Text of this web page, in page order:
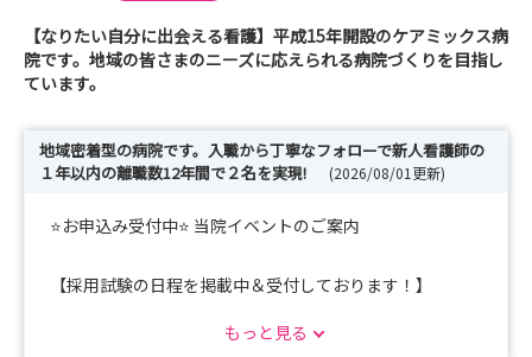
【なりたい自分に出会える看護】平成15年開設のケアミックス病
院です。地域の皆さまのニーズに応えられる病院づくりを目指し
ています。
地域密着型の病院です。入職から丁寧なフォローで新人看護師の
１年以内の離職数12年間で２名を実現!
(2026/08/01更新)
⭐お申込み受付中⭐ 当院イベントのご案内
【採用試験の日程を掲載中＆受付しております！】
もっと見る